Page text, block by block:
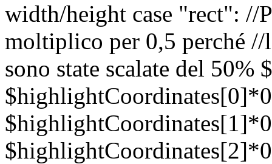
width/height case "rect": //
moltiplico per 0,5 perché
sono state scalate del 50%